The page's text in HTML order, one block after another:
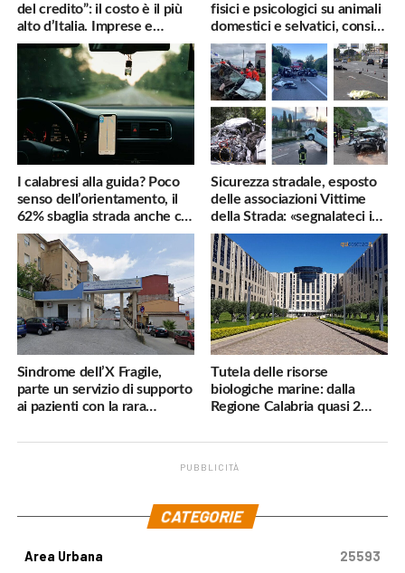
del credito”: il costo è il più
alto d’Italia. Imprese e
famiglie penalizzate
fisici e psicologici su animali
domestici e selvatici, consigli
utili
I calabresi alla guida? Poco
senso dell’orientamento, il
62% sbaglia strada anche col
navigatore
Sicurezza stradale, esposto
delle associazioni Vittime
della Strada: «segnalateci i
pericoli, interverremo
subito»
Sindrome dell’X Fragile,
parte un servizio di supporto
ai pazienti con la rara
Tutela delle risorse
biologiche marine: dalla
Regione Calabria quasi 2
PUBBLICITÀ
CATEGORIE
Area Urbana
25593